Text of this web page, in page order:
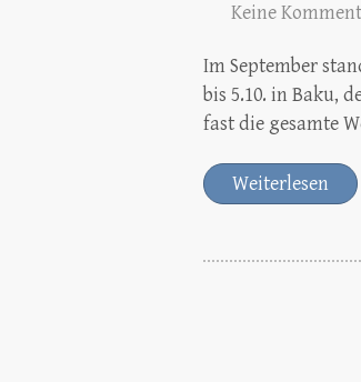
Keine
Im September
bis 5.10. in Baku,
fast die gesamte
Weiterlesen